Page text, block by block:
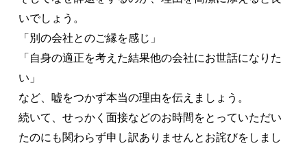
いでしょう。
「別の会社とのご縁を感じ」
「自身の適正を考えた結果他の会社にお世話になりた
い」
など、嘘をつかず本当の理由を伝えましょう。
続いて、せっかく面接などのお時間をとっていただい
たのにも関わらず申し訳ありませんとお詫びをしまし